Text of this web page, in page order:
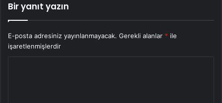
Bir yanıt yazın
E-posta adresiniz yayınlanmayacak. Gerekli alanlar * ile
işaretlenmişlerdir